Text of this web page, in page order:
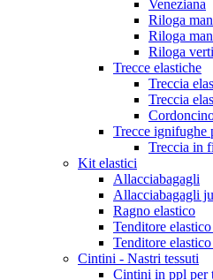
Veneziana
Riloga
Riloga
Riloga
Trecce elastiche
Treccia
Treccia
Trecce ignifughe
Treccia in
Kit elastici
Allacciabagagli
Allacciabagagli
Ragno elastico
Tenditore
Tenditore
Cintini - Nastri tessuti
Cintini in ppl per